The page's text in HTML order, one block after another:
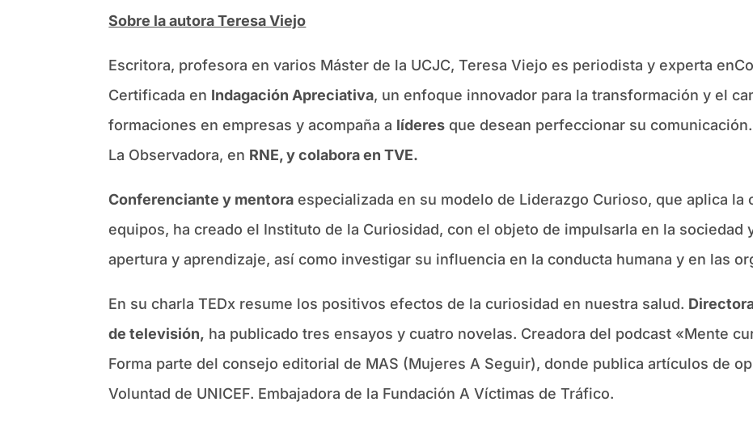
Sobre la autora Teresa Viejo
Escritora, profesora en varios Máster de la UCJC, Teresa Viejo es periodista y experta
Certificada en Indagación Apreciativa, un enfoque innovador para la transformación y el
formaciones en empresas y acompaña a líderes que desean perfeccionar su
La Observadora, en RNE, y colabora en TVE.
Conferenciante y mentora especializada en su modelo de Liderazgo Curioso, que aplica la
equipos, ha creado el Instituto de la Curiosidad, con el objeto de impulsarla en la sociedad
apertura y aprendizaje, así como investigar su influencia en la conducta humana y en las
En su charla TEDx resume los positivos efectos de la curiosidad en nuestra salud.
de televisión, ha publicado tres ensayos y cuatro novelas. Creadora del podcast «Mente
Forma parte del consejo editorial de MAS (Mujeres A Seguir), donde publica artículos de
Voluntad de UNICEF. Embajadora de la Fundación A Víctimas de Tráfico.